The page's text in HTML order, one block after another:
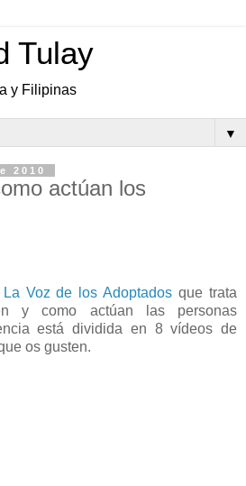
Tulay
y Filipinas
▼
2010
actúan los
La Voz de los Adoptados que trata
y como actúan las personas
está dividida en 8 vídeos de
os gusten.